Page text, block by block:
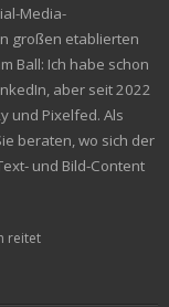
Media-
großen etablierten
Ball: Ich habe schon
aber seit 2022
und Pixelfed. Als
beraten, wo sich der
und Bild-Content